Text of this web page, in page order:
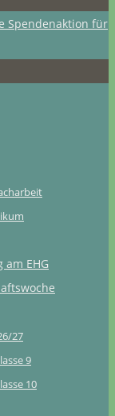
Spendenaktion für
EHG
27
9
10